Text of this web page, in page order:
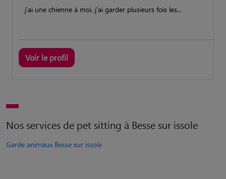
j'ai une chienne à moi. j'ai garder plusieurs fois les...
Voir le profil
Nos services de pet sitting à Besse sur issole
Garde animaux Besse sur issole